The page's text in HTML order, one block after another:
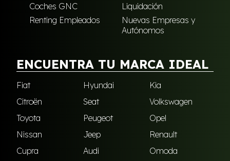
Coches GNC
Liquidación
Renting Empleados
Nuevas Empresas y
Autónomos
ENCUENTRA TU MARCA IDEAL
Fiat Hyundai
Kia
Citroën
Seat
Volkswagen
Toyota
Peugeot
Opel
Nissan
Jeep
Renault
Cupra
Audi
Omoda